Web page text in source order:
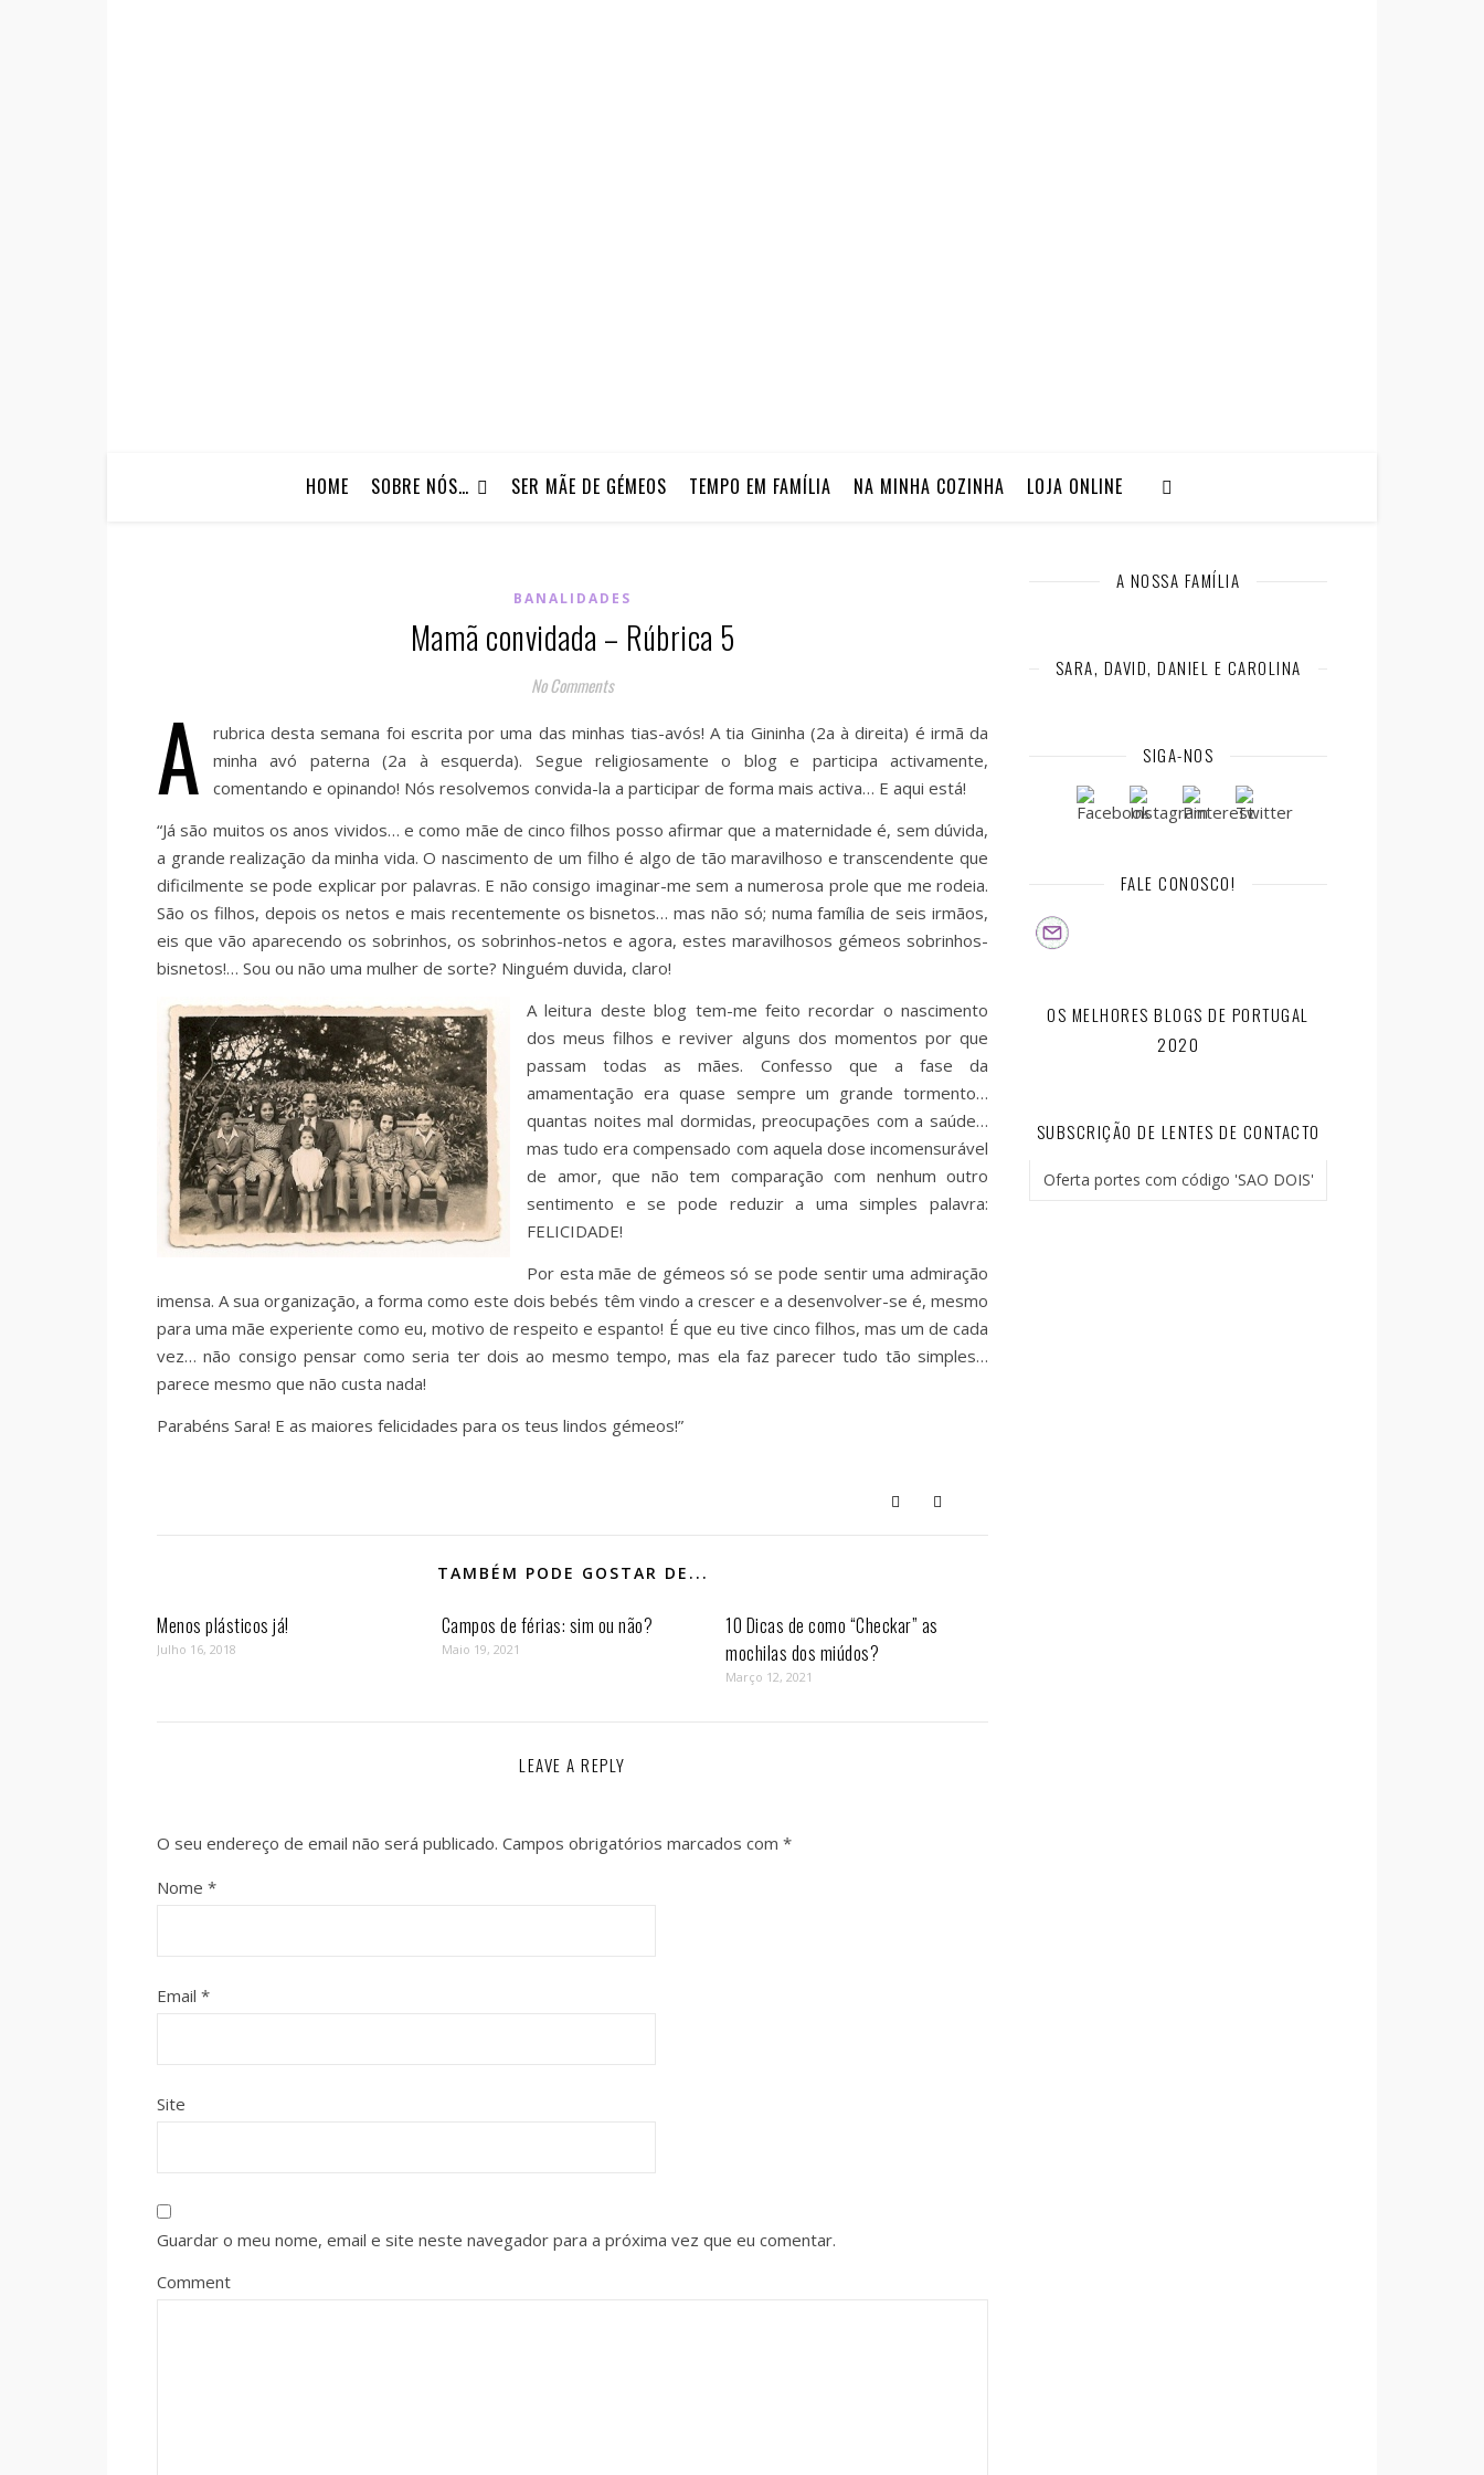
HOME SOBRE NÓS… SER MÃE DE GÉMEOS TEMPO EM FAMÍLIA NA MINHA COZINHA LOJA ONLINE
BANALIDADES
Mamã convidada – Rúbrica 5
No Comments
A
rubrica desta semana foi escrita por uma das minhas tias-avós! A tia Gininha (2a à direita) é irmã da
minha avó paterna (2a à esquerda). Segue religiosamente o blog e participa activamente,
comentando e opinando! Nós resolvemos convida-la a participar de forma mais activa… E aqui está!
“Já são muitos os anos vividos… e como mãe de cinco filhos posso afirmar que a maternidade é, sem dúvida,
a grande realização da minha vida. O nascimento de um filho é algo de tão maravilhoso e transcendente que
dificilmente se pode explicar por palavras. E não consigo imaginar-me sem a numerosa prole que me rodeia.
São os filhos, depois os netos e mais recentemente os bisnetos… mas não só; numa família de seis irmãos,
eis que vão aparecendo os sobrinhos, os sobrinhos-netos e agora, estes maravilhosos gémeos sobrinhos-
bisnetos!… Sou ou não uma mulher de sorte? Ninguém duvida, claro!
A leitura deste blog tem-me feito recordar o nascimento
dos meus filhos e reviver alguns dos momentos por que
passam todas as mães. Confesso que a fase da
amamentação era quase sempre um grande tormento…
quantas noites mal dormidas, preocupações com a saúde…
mas tudo era compensado com aquela dose incomensurável
de amor, que não tem comparação com nenhum outro
sentimento e se pode reduzir a uma simples palavra:
FELICIDADE!
Por esta mãe de gémeos só se pode sentir uma admiração
imensa. A sua organização, a forma como este dois bebés têm vindo a crescer e a desenvolver-se é, mesmo
para uma mãe experiente como eu, motivo de respeito e espanto! É que eu tive cinco filhos, mas um de cada
vez… não consigo pensar como seria ter dois ao mesmo tempo, mas ela faz parecer tudo tão simples…
parece mesmo que não custa nada!
Parabéns Sara! E as maiores felicidades para os teus lindos gémeos!”
TAMBÉM PODE GOSTAR DE...
Menos plásticos já!
Julho 16, 2018
Campos de férias: sim ou não?
Maio 19, 2021
10 Dicas de como “Checkar” as
mochilas dos miúdos?
Março 12, 2021
LEAVE A REPLY
O seu endereço de email não será publicado. Campos obrigatórios marcados com *
Nome *
Email *
Site
Guardar o meu nome, email e site neste navegador para a próxima vez que eu comentar.
Comment
A NOSSA FAMÍLIA
SARA, DAVID, DANIEL E CAROLINA
SIGA-NOS
FALE CONOSCO!
OS MELHORES BLOGS DE PORTUGAL
2020
SUBSCRIÇÃO DE LENTES DE CONTACTO
Oferta portes com código 'SAO DOIS'